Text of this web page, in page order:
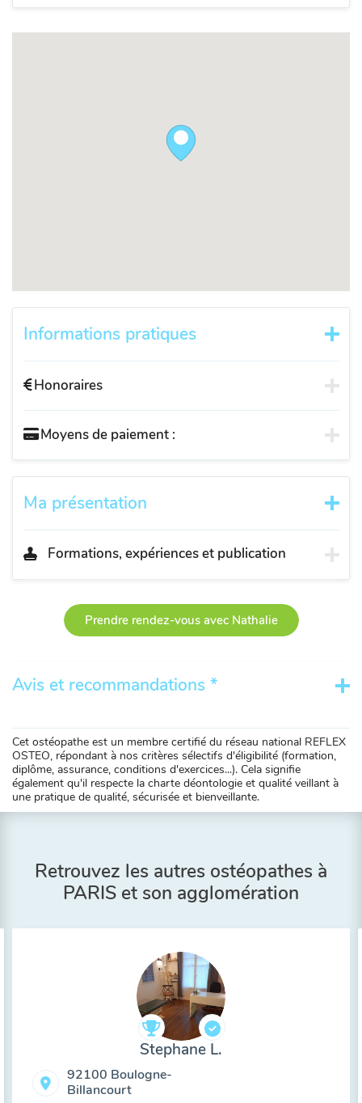
Informations pratiques
Honoraires
Moyens de paiement :
Ma présentation
Formations, expériences et publication
Prendre rendez-vous avec Nathalie
Avis et recommandations *
Cet ostéopathe est un membre certifié du réseau national REFLEX
OSTEO, répondant à nos critères sélectifs d'éligibilité (formation,
diplôme, assurance, conditions d'exercices...). Cela signifie
également qu'il respecte la charte déontologie et qualité veillant à
une pratique de qualité, sécurisée et bienveillante.
Retrouvez les autres ostéopathes à
PARIS et son agglomération
Stephane L.
92100 Boulogne-
Billancourt